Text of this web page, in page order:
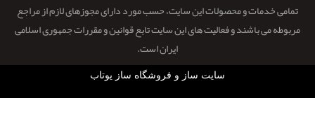
تمامی خدمات و محصولات این سایت، حسب مورد دارای مجوزهای لازم از مراجع
مربوطه می باشند و فعالیت های این سایت تابع قوانین و مقررات جمهوری اسلامی
ایران است.
سایت ساز و فروشگاه ساز یوتاب